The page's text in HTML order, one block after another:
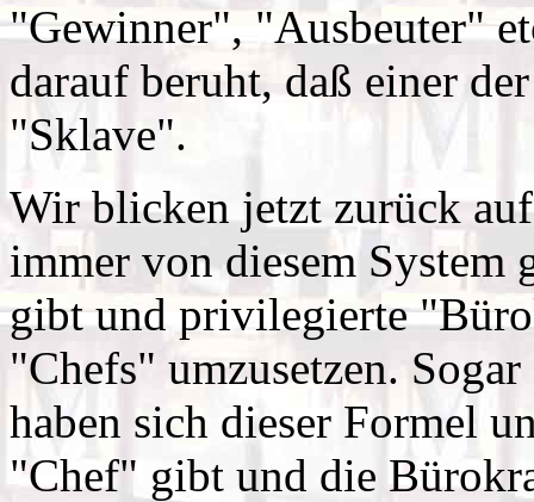
"Gewinner", "Ausbeuter"
darauf beruht, daß einer
"Sklave".
Wir blicken jetzt zurück
immer von diesem System
gibt und privilegierte
"Chefs" umzusetzen.
haben sich dieser Formel
"Chef" gibt und die